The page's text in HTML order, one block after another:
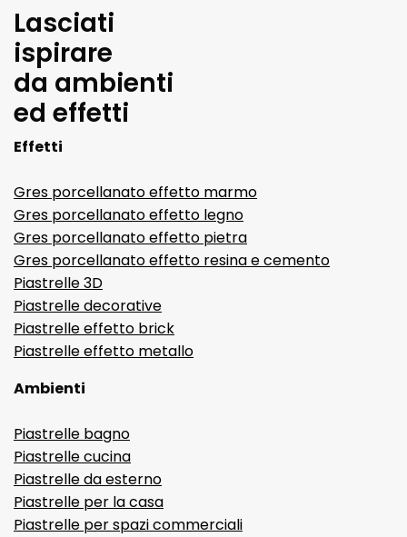
Lasciati
ispirare
da ambienti
ed effetti
Effetti
Gres porcellanato effetto marmo
Gres porcellanato effetto legno
Gres porcellanato effetto pietra
Gres porcellanato effetto resina e cemento
Piastrelle 3D
Piastrelle decorative
Piastrelle effetto brick
Piastrelle effetto metallo
Ambienti
Piastrelle bagno
Piastrelle cucina
Piastrelle da esterno
Piastrelle per la casa
Piastrelle per spazi commerciali